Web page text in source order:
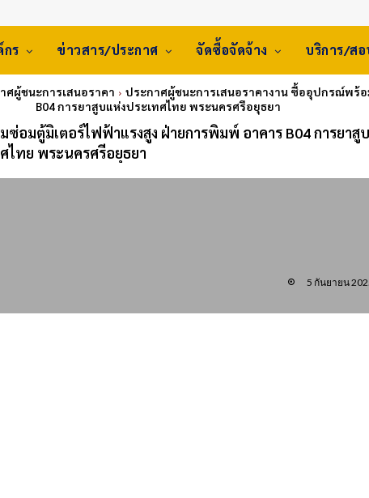
กร ข่าวสาร/ประกาศ จัดซื้อจัดจ้าง บริการ/ส
ศผู้ชนะการเสนอราคา
ประกาศผู้ชนะการเสนอราคางาน ซื้ออุปกรณ์พร้
B04 การยาสูบแห่งประเทศไทย พระนครศรีอยุธยา
อมตู้มิเตอร์ไฟฟ้าแรงสูง ฝ่ายการพิมพ์ อาคาร B04 การยาสูบ
ไทย พระนครศรีอยุธยา
5 กันยายน